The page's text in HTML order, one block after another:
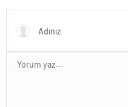
BAĞIMSIZLIK İÇİN KULLANDI